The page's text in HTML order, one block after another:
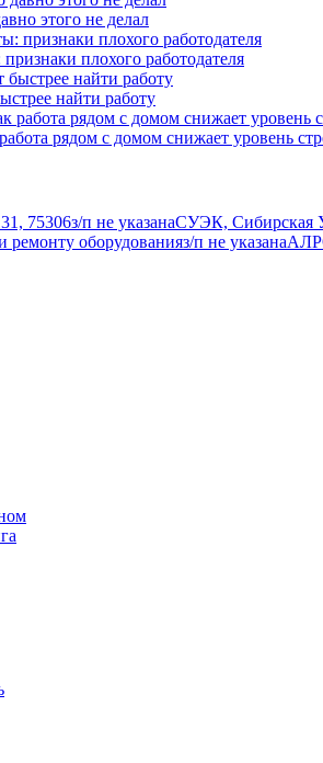
этого не делал
плохого работодателя
найти работу
рядом с домом снижает уровень
75306з/п не указанаСУЭК, Сибирская
ремонту оборудованияз/п не указана